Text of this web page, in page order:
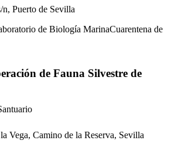
Puerto de Sevilla
de Biología MarinaCuarentena de
de Fauna Silvestre de
Vega, Camino de la Reserva, Sevilla